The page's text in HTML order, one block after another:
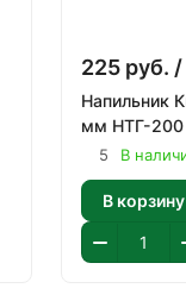
225 руб.
Напильник
мм НТГ-200
5 В
В корзину